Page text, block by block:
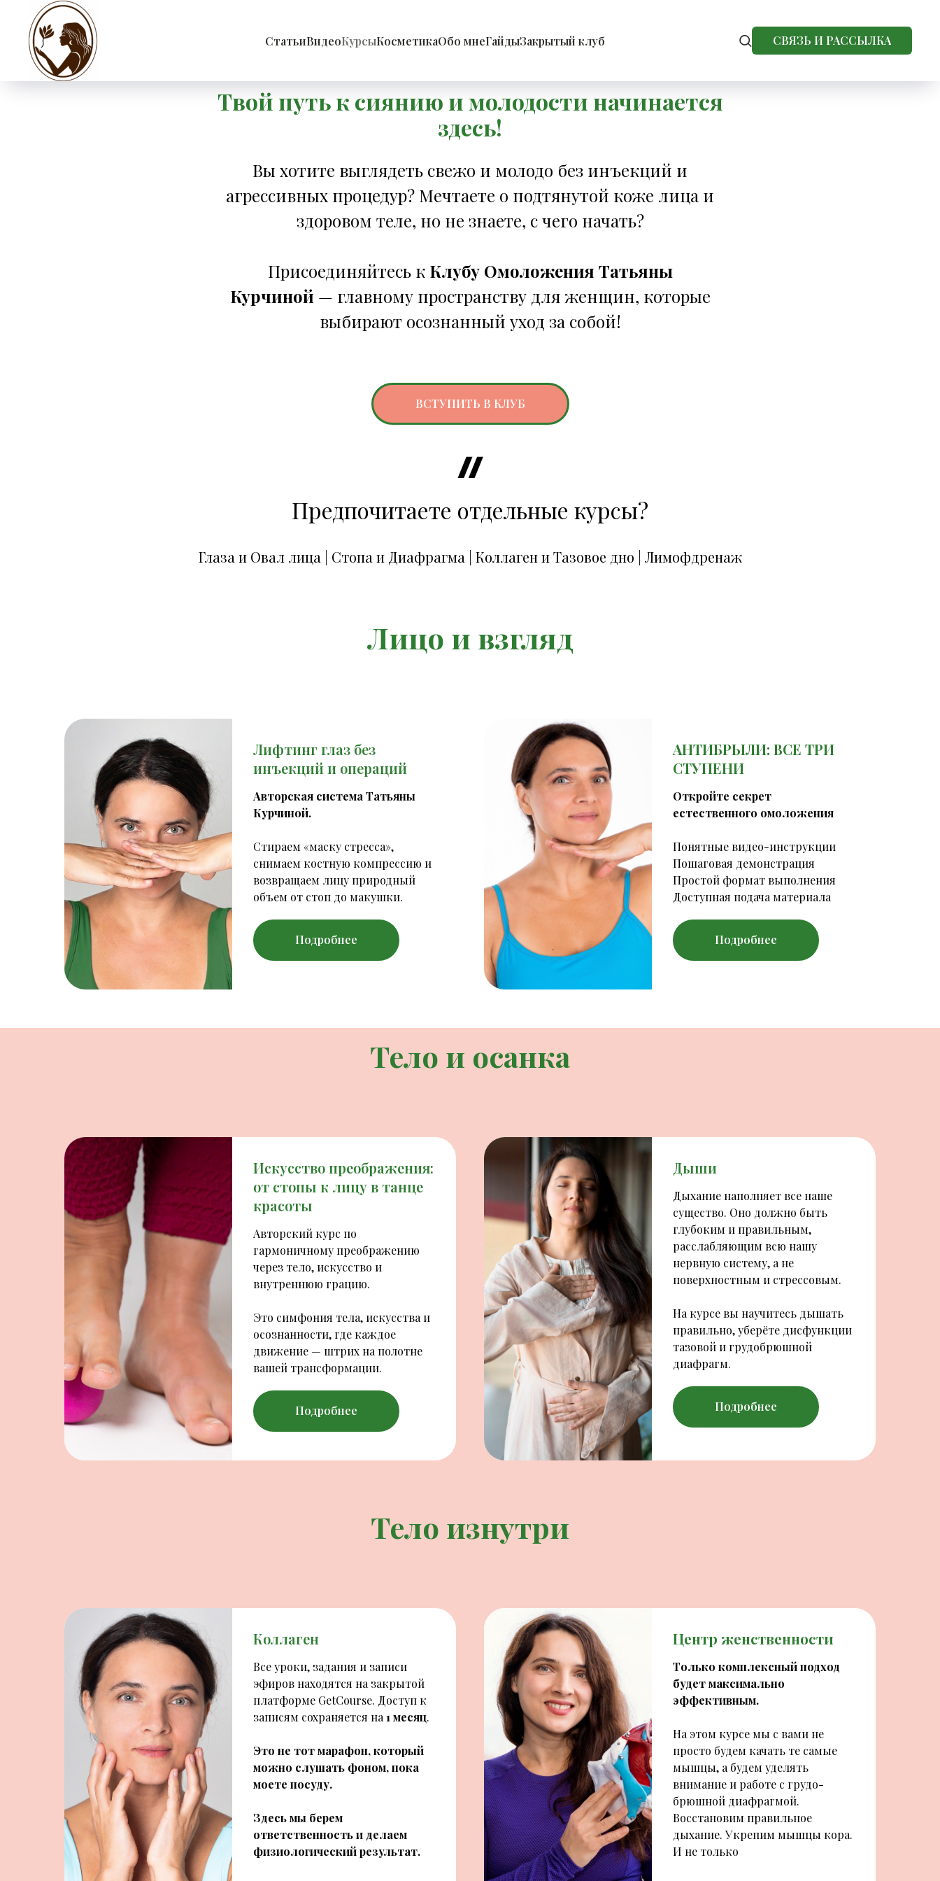
СтатьиВидеоКурсыКосметикаОбо мнеГайдыЗакрытый клуб СВЯЗЬ И РАССЫЛКА
Твой путь к сиянию и молодости начинается
здесь!
Вы хотите выглядеть свежо и молодо без инъекций и
агрессивных процедур? Мечтаете о подтянутой коже лица и
здоровом теле, но не знаете, с чего начать?
Присоединяйтесь к Клубу Омоложения Татьяны
Курчиной — главному пространству для женщин, которые
выбирают осознанный уход за собой!
ВСТУПИТЬ В КЛУБ
Предпочитаете отдельные курсы?
Глаза и Овал лица | Стопа и Диафрагма | Коллаген и Тазовое дно | Лимофдренаж
Лицо и взгляд
Лифтинг глаз без
инъекций и операций
Авторская система Татьяны
Курчиной.
Стираем «маску стресса»,
снимаем костную компрессию и
возвращаем лицу природный
объем от стоп до макушки.
Подробнее
АНТИБРЫЛИ: ВСЕ ТРИ
СТУПЕНИ
Откройте секрет
естественного омоложения
Понятные видео-инструкции
Пошаговая демонстрация
Простой формат выполнения
Доступная подача материала
Подробнее
Тело и осанка
Искусство преображения:
от стопы к лицу в танце
красоты
Авторский курс по
гармоничному преображению
через тело, искусство и
внутреннюю грацию.
Это симфония тела, искусства и
осознанности, где каждое
движение — штрих на полотне
вашей трансформации.
Подробнее
Дыши
Дыхание наполняет все наше
существо. Оно должно быть
глубоким и правильным,
расслабляющим всю нашу
нервную систему, а не
поверхностным и стрессовым.
На курсе вы научитесь дышать
правильно, уберёте дисфункции
тазовой и грудобрюшной
диафрагм.
Подробнее
Тело изнутри
Коллаген
Все уроки, задания и записи
эфиров находятся на закрытой
платформе GetCourse. Доступ к
записям сохраняется на 1 месяц.
Это не тот марафон, который
можно слушать фоном, пока
моете посуду.
Здесь мы берем
ответственность и делаем
физиологический результат.
Центр женственности
Только комплексный подход
будет максимально
эффективным.
На этом курсе мы с вами не
просто будем качать те самые
мышцы, а будем уделять
внимание и работе с грудо-
брюшной диафрагмой.
Восстановим правильное
дыхание. Укрепим мышцы кора.
И не только